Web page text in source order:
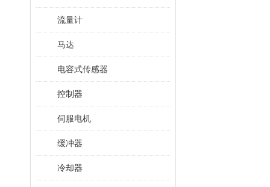
流量计
马达
电容式传感器
控制器
伺服电机
缓冲器
冷却器